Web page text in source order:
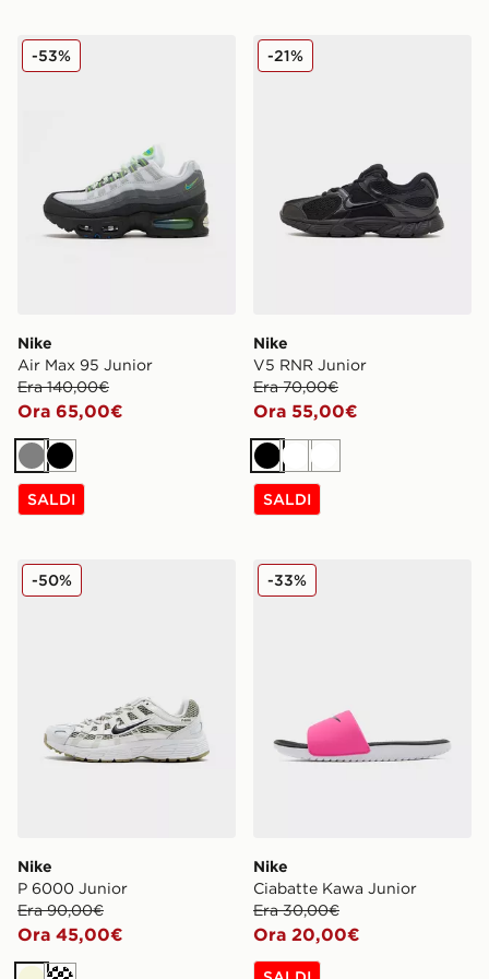
Nike Air Max 95 Junior
Nike
Air Max 95 Junior
Era 140,00€
Ora 65,00€
-53%
Grigio
Nero
SALDI
Nike V5 RNR Junior
Nike
V5 RNR Junior
Era 70,00€
Ora 55,00€
-21%
NeroBiancoBianco
SALDI
Nike P 6000 Junior
Nike
P 6000 Junior
Era 90,00€
Ora 45,00€
-50% Nike Ciabatte Kawa Junior
Nike
Ciabatte Kawa Junior
Era 30,00€
Ora 20,00€
-33%